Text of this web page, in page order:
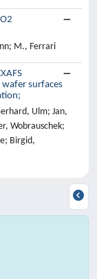
M., Ferrari
surfaces
Ulm; Jan,
Wobrauschek;
Birgid,